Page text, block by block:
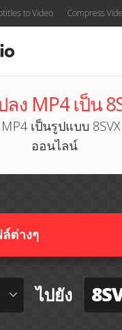
to Video Compress
ง MP4 เป็น
เป็นรูปแบบ
ออนไลน์
ต่างๆ​
ไปยัง